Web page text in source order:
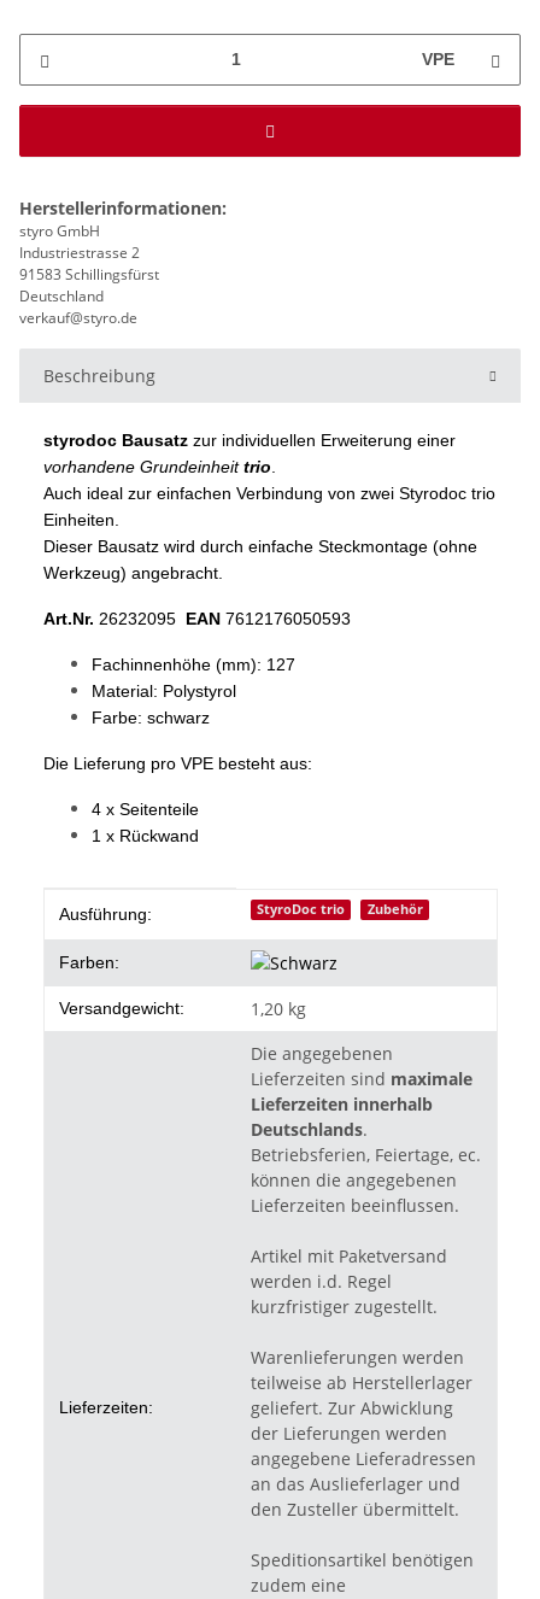
VPE
Herstellerinformationen:
styro GmbH
Industriestrasse 2
91583 Schillingsfürst
Deutschland
verkauf@styro.de
Beschreibung
styrodoc Bausatz zur individuellen Erweiterung einer
vorhandene Grundeinheittrio
Auch ideal zur einfachen Verbindung von zwei Styrodoc trio
Einheiten.
Dieser Bausatz wird durch einfache Steckmontage (ohne
Werkzeug) angebracht.
Art.Nr. 26232095 EAN 7612176050593
Fachinnenhöhe (mm): 127
Material: Polystyrol
Farbe: schwarz
Die Lieferung pro VPE besteht aus:
4 x Seitenteile
1 x Rückwand
Produkteigenschaft
Wert
Ausführung: StyroDoc trio Zubehör
Farben:
Versandgewicht: 1,20 kg
Lieferzeiten:
Die angegebenen
Lieferzeiten sind maximale
Lieferzeiten innerhalb
Deutschlands.
Betriebsferien, Feiertage, ec.
können die angegebenen
Lieferzeiten beeinflussen.
Artikel mit Paketversand
werden i.d. Regel
kurzfristiger zugestellt.
Warenlieferungen werden
teilweise ab Herstellerlager
geliefert. Zur Abwicklung
der Lieferungen werden
angegebene Lieferadressen
an das Auslieferlager und
den Zusteller übermittelt.
Speditionsartikel benötigen
zudem eine